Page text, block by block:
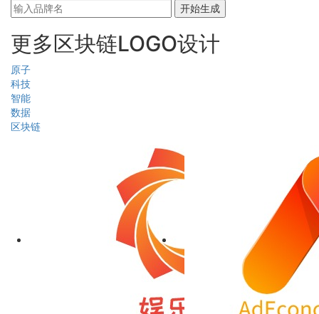
开始生成
更多区块链LOGO设计
原子
科技
智能
数据
区块链